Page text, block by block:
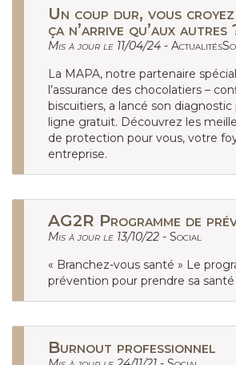
Un coup dur, vous
ça n’arrive qu’aux autres
Mis à jour le 11/04/24 -
La MAPA, notre partenaire
l’assurance des chocolatiers –
biscuitiers, a lancé son
ligne gratuit. Découvrez les
de protection pour vous, votre
entreprise.
AG2R Programme de
Mis à jour le 13/10/22 - Social
« Branchez-vous santé » Le
prévention pour prendre sa
Burnout professionnel